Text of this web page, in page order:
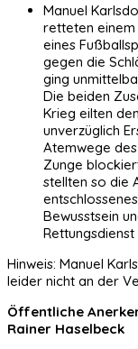
Manuel
retteten einem
eines
gegen die
ging
Die beiden
Krieg eilten
unverzüglich
Atemwege
Zunge
stellten so die
Bewusstsein
Hinweis: Manuel
leider nicht an der
Öffentliche
Rainer Haselbeck